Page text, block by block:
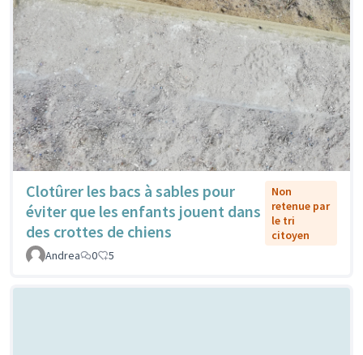
Clotûrer les bacs à sables pour
éviter que les enfants jouent dans
des crottes de chiens
Non
retenue par
le tri
citoyen
Andrea
0 5